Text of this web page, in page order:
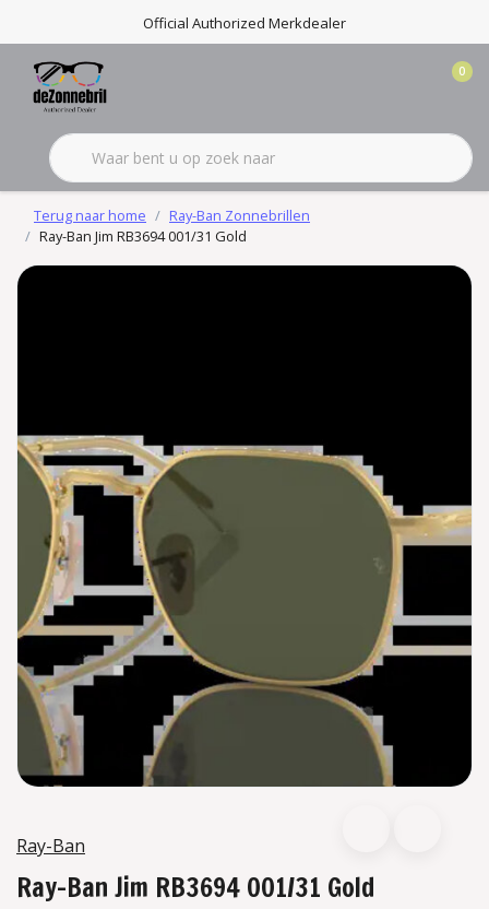
Official Authorized Merkdealer
0
Terug naar home
Ray-Ban Zonnebrillen
Ray-Ban Jim RB3694 001/31 Gold
Ray-Ban
Ray-Ban Jim RB3694 001/31 Gold